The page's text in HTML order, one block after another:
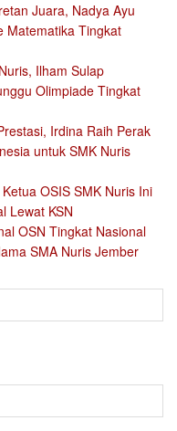
Juara, Nadya Ayu
Matematika Tingkat
Ilham Sulap
Olimpiade Tingkat
Irdina Raih Perak
untuk SMK Nuris
OSIS SMK Nuris Ini
Lewat KSN
OSN Tingkat Nasional
SMA Nuris Jember